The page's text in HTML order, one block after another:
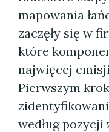
mapowania
zaczęły się w
które
najwięcej
Pierwszym
według